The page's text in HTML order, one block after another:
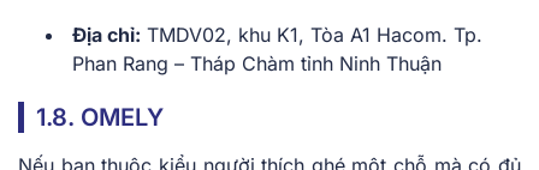
Địa chỉ: TMDV02, khu K1, Tòa A1 Hacom. Tp.
Phan Rang – Tháp Chàm tỉnh Ninh Thuận
1.8. OMELY
Nếu bạn thuộc kiểu người thích ghé một chỗ mà có đủ